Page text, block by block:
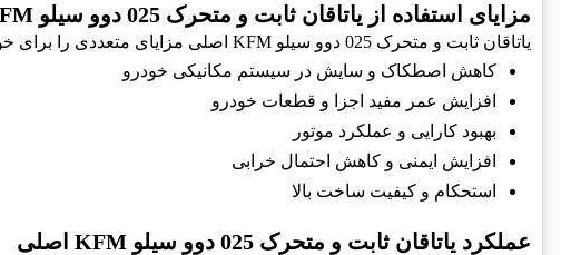
مزایای استفاده از یاتاقان ثابت و متحرک 025 دوو سیلو KFM اصلی
یاتاقان ثابت و متحرک 025 دوو سیلو KFM اصلی مزایای متعددی را برای خودرو به ارمغان می‌آورد:
کاهش اصطکاک و سایش در سیستم مکانیکی خودرو
افزایش عمر مفید اجزا و قطعات خودرو
بهبود کارایی و عملکرد موتور
افزایش ایمنی و کاهش احتمال خرابی
استحکام و کیفیت ساخت بالا
عملکرد یاتاقان ثابت و متحرک 025 دوو سیلو KFM اصلی